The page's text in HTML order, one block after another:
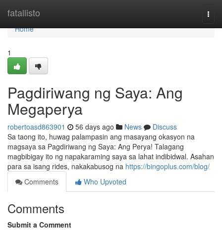
fatallisto
Home
Home
1
Pagdiriwang ng Saya: Ang
Megaperya
robertoasd863901 56 days ago News
Discuss
Sa taong ito, huwag palampasin ang masayang okasyon na
magsaya sa Pagdiriwang ng Saya: Ang Perya! Talagang
magbibigay ito ng napakaraming saya sa lahat indibidwal. Asahan
para sa isang rides, nakakabusog na https://bingoplus.com/blog/
Comments
Who Upvoted
Comments
Submit a Comment